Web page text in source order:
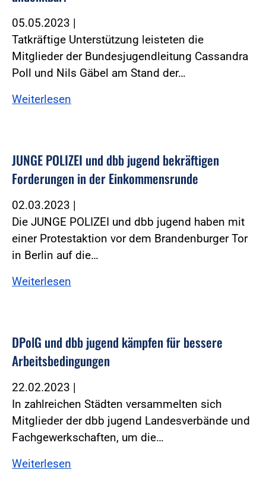
05.05.2023 |
Tatkräftige Unterstützung leisteten die
Mitglieder der Bundesjugendleitung Cassandra
Poll und Nils Gäbel am Stand der…
Weiterlesen
JUNGE POLIZEI und dbb jugend bekräftigen
Forderungen in der Einkommensrunde
02.03.2023 |
Die JUNGE POLIZEI und dbb jugend haben mit
einer Protestaktion vor dem Brandenburger Tor
in Berlin auf die…
Weiterlesen
DPolG und dbb jugend kämpfen für bessere
Arbeitsbedingungen
22.02.2023 |
In zahlreichen Städten versammelten sich
Mitglieder der dbb jugend Landesverbände und
Fachgewerkschaften, um die…
Weiterlesen